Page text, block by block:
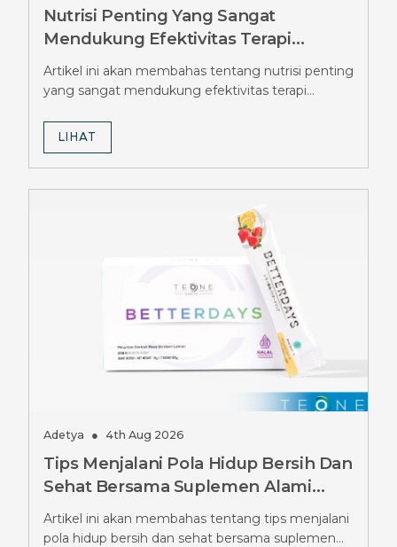
Nutrisi Penting Yang Sangat
Mendukung Efektivitas Terapi
Penurunan Berat Badan, Ini
Rahasianya
Artikel ini akan membahas tentang nutrisi penting
yang sangat mendukung efektivitas terapi
LIHAT
Adetya ● 4th Aug 2026
Tips Menjalani Pola Hidup Bersih Dan
Sehat Bersama Suplemen Alami
Betterdays, Temukan Manfaatnya
Artikel ini akan membahas tentang tips menjalani
pola hidup bersih dan sehat bersama suplemen